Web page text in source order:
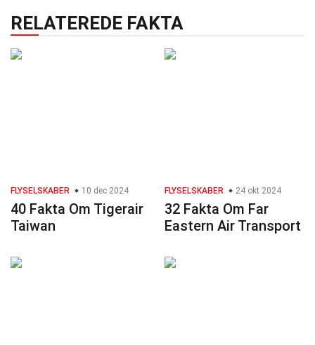
RELATEREDE FAKTA
FLYSELSKABER 10 dec 2024
40 Fakta Om Tigerair
Taiwan
FLYSELSKABER 24 okt 2024
32 Fakta Om Far
Eastern Air Transport